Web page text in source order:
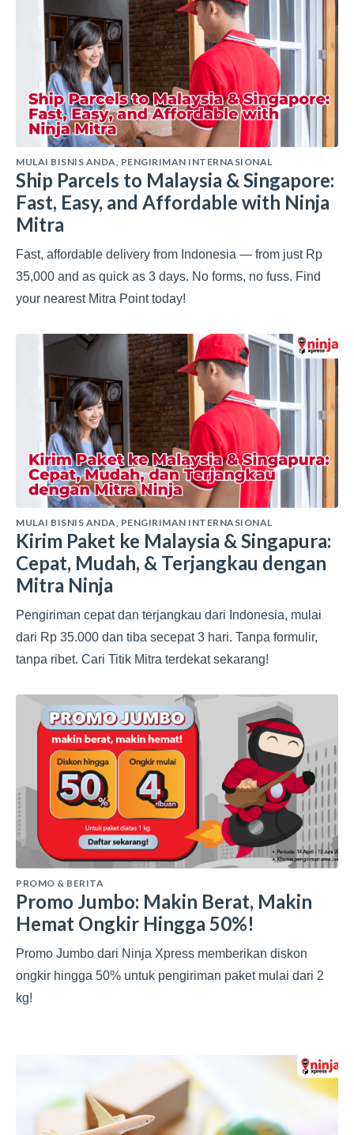
MULAI BISNIS ANDA PENGIRIMAN INTERNASIONAL
Ship Parcels to Malaysia & Singapore:
Fast, Easy, and Affordable with Ninja
Mitra
Fast, affordable delivery from Indonesia — from just Rp
35,000 and as quick as 3 days. No forms, no fuss. Find
your nearest Mitra Point today!
MULAI BISNIS ANDA PENGIRIMAN INTERNASIONAL
Kirim Paket ke Malaysia & Singapura:
Cepat, Mudah, & Terjangkau dengan
Mitra Ninja
Pengiriman cepat dan terjangkau dari Indonesia, mulai
dari Rp 35.000 dan tiba secepat 3 hari. Tanpa formulir,
tanpa ribet. Cari Titik Mitra terdekat sekarang!
PROMO & BERITA
Promo Jumbo: Makin Berat, Makin
Hemat Ongkir Hingga 50%!
Promo Jumbo dari Ninja Xpress memberikan diskon
ongkir hingga 50% untuk pengiriman paket mulai dari 2
kg!